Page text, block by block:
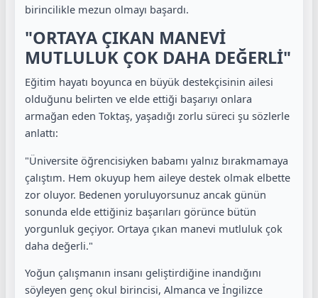
birincilikle mezun olmayı başardı.
"ORTAYA ÇIKAN MANEVİ
MUTLULUK ÇOK DAHA DEĞERLİ"
Eğitim hayatı boyunca en büyük destekçisinin ailesi
olduğunu belirten ve elde ettiği başarıyı onlara
armağan eden Toktaş, yaşadığı zorlu süreci şu sözlerle
anlattı:
"Üniversite öğrencisiyken babamı yalnız bırakmamaya
çalıştım. Hem okuyup hem aileye destek olmak elbette
zor oluyor. Bedenen yoruluyorsunuz ancak günün
sonunda elde ettiğiniz başarıları görünce bütün
yorgunluk geçiyor. Ortaya çıkan manevi mutluluk çok
daha değerli."
Yoğun çalışmanın insanı geliştirdiğine inandığını
söyleyen genç okul birincisi, Almanca ve İngilizce